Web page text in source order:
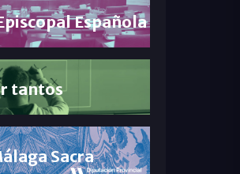
Española
tantos
Sacra